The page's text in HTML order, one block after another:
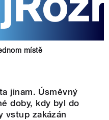
místě
jinam. Úsměvný
doby, kdy byl do
vstup zakázán